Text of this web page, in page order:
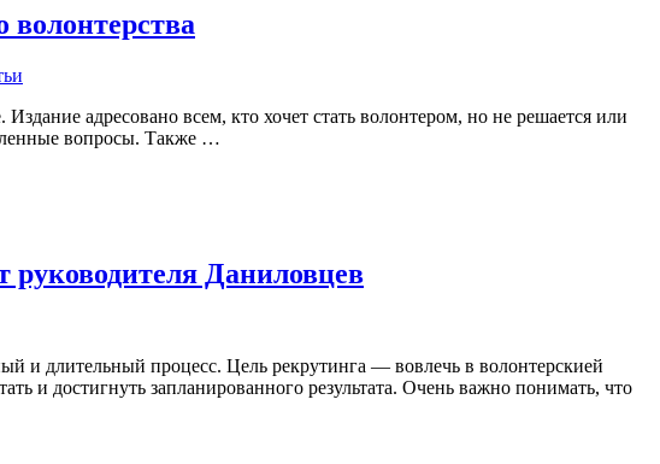
адресовано всем, кто хочет стать волонтером, но не решается или
вопросы. Также …
руководителя Даниловцев
и длительный процесс. Цель рекрутинга — вовлечь в волонтерскией
и достигнуть запланированного результата. Очень важно понимать, что